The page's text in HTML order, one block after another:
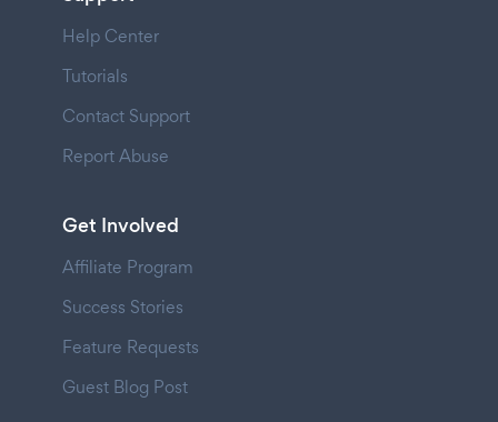
Help Center
Tutorials
Contact Support
Report Abuse
Get Involved
Affiliate Program
Success Stories
Feature Requests
Guest Blog Post